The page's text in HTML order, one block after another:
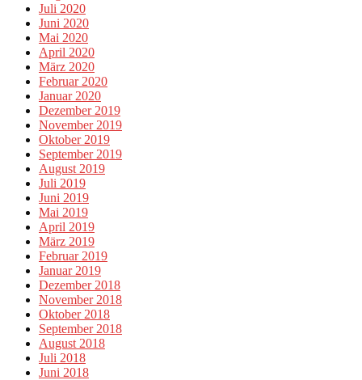
Juli 2020
Juni 2020
Mai 2020
April 2020
März 2020
Februar 2020
Januar 2020
Dezember 2019
November 2019
Oktober 2019
September 2019
August 2019
Juli 2019
Juni 2019
Mai 2019
April 2019
März 2019
Februar 2019
Januar 2019
Dezember 2018
November 2018
Oktober 2018
September 2018
August 2018
Juli 2018
Juni 2018